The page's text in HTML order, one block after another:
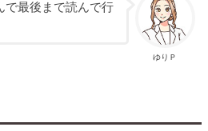
ゆりＰ
で最後まで読んで行